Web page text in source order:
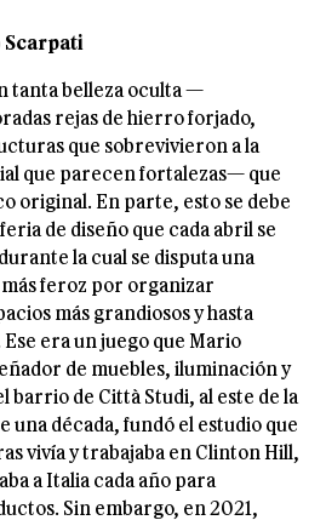
tanta belleza oculta —
rejas de hierro forjado,
que sobrevivieron a la
que parecen fortalezas— que
original. En parte, esto se debe
de diseño que cada abril se
la cual se disputa una
feroz por organizar
más grandiosos y hasta
era un juego que Mario
de muebles, iluminación y
barrio de Città Studi, al este de la
una década, fundó el estudio que
vivía y trabajaba en Clinton Hill,
a Italia cada año para
Sin embargo, en 2021,